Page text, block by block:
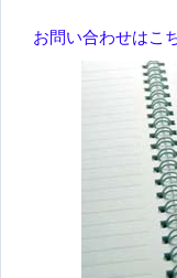
お問い合わせはこ